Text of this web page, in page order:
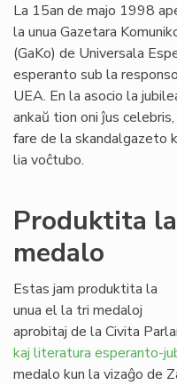
La 15an de majo 1998
la unua Gazetara
(GaKo) de Universala
esperanto sub la
UEA. En la asocio la
ankaŭ tion oni ĵus
fare de la skandalgazeto
lia voĉtubo.
Produktita
medalo
Estas jam produktita la
unua el la tri medaloj
aprobitaj de la Civita
kaj literatura esperanto-
medalo kun la vizaĝo de